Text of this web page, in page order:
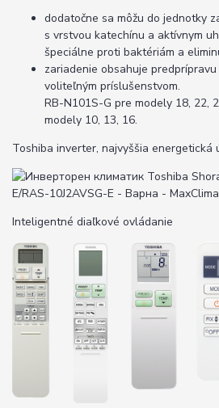
dodatočne sa môžu do jednotky
s vrstvou katechínu a aktívnym
špeciálne proti baktériám a
zariadenie obsahuje
voliteľným príslušenstvom.
RB-N101S-G pre modely 18, 22,
modely 10, 13, 16.
Toshiba inverter, najvyššia energetická
Inteligentné diaľkové ovládanie